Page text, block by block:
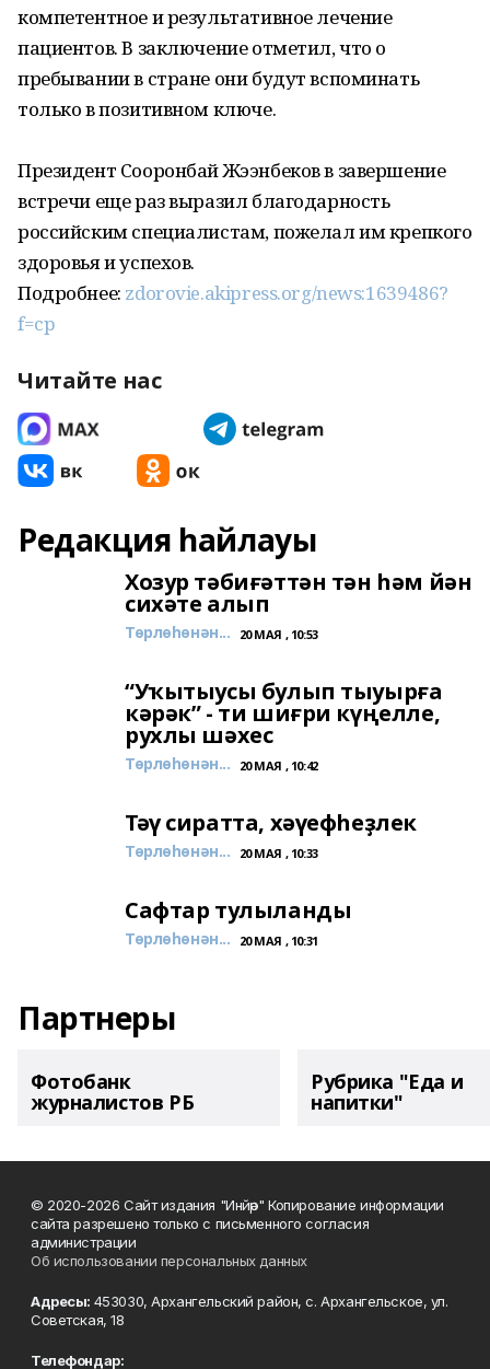
компетентное и результативное лечение
пациентов. В заключение отметил, что о
пребывании в стране они будут вспоминать
только в позитивном ключе.
Президент Сооронбай Жээнбеков в завершение
встречи еще раз выразил благодарность
российским специалистам, пожелал им крепкого
здоровья и успехов.
Подробнее: zdorovie.akipress.org/news:1639486?
f=cp
Читайте нас
Редакция һайлауы
Хозур тәбиғәттән тән һәм йән
сихәте алып
Төрлөһөнән... 20 МАЯ , 10:53
“Уҡытыусы булып тыуырға
кәрәк” - ти шиғри күңелле,
рухлы шәхес
Төрлөһөнән... 20 МАЯ , 10:42
Тәү сиратта, хәүефһеҙлек
Төрлөһөнән... 20 МАЯ , 10:33
Сафтар тулыланды
Төрлөһөнән... 20 МАЯ , 10:31
Партнеры
Фотобанк
журналистов РБ
Рубрика "Еда и
напитки"
© 2020-2026 Сайт издания "Инйәр" Копирование информации
сайта разрешено только с письменного согласия
администрации
Об использовании персональных данных
Адресы: 453030, Архангельский район, с. Архангельское, ул.
Советская, 18
Телефондар: